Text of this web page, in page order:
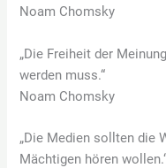
Noam Chomsky
„Die Freiheit der
werden muss.“
Noam Chomsky
„Die Medien sollten die
Mächtigen hören